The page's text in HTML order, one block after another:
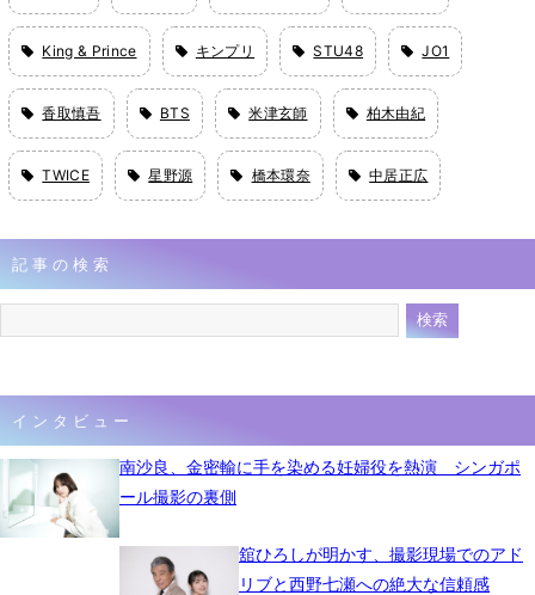
King & Prince キンプリ STU48 JO1
香取慎吾 BTS 米津玄師 柏木由紀
TWICE 星野源 橋本環奈 中居正広
記事の検索
インタビュー
南沙良、金密輸に手を染める妊婦役を熱演 シンガポ
ール撮影の裏側
舘ひろしが明かす、撮影現場でのアド
リブと西野七瀬への絶大な信頼感